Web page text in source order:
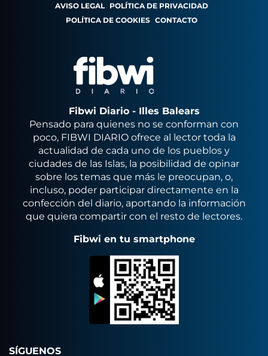
AVISO LEGAL POLÍTICA DE PRIVACIDAD
POLÍTICA DE COOKIES CONTACTO
Fibwi Diario - Illes Balears
Pensado para quienes no se conforman con
poco, FIBWI DIARIO ofrece al lector toda la
actualidad de cada uno de los pueblos y
ciudades de las Islas, la posibilidad de opinar
sobre los temas que más le preocupan, o,
incluso, poder participar directamente en la
confección del diario, aportando la información
que quiera compartir con el resto de lectores.
Fibwi en tu smartphone
SÍGUENOS